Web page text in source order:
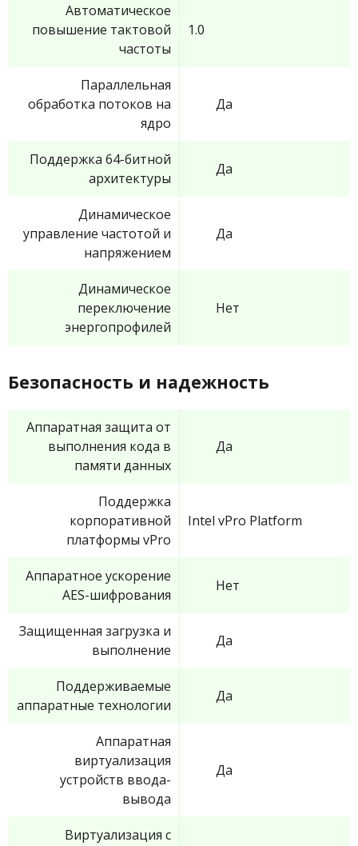
Автоматическое
повышение тактовой
частоты
1.0
Параллельная
обработка потоков на
ядро
Да
Поддержка 64-битной
архитектуры
Да
Динамическое
управление частотой и
напряжением
Да
Динамическое
переключение
энергопрофилей
Нет
Безопасность и надежность
Аппаратная защита от
выполнения кода в
памяти данных
Да
Поддержка
корпоративной
платформы vPro
Intel vPro Platform
Аппаратное ускорение
AES-шифрования
Нет
Защищенная загрузка и
выполнение
Да
Поддерживаемые
аппаратные технологии
Да
Аппаратная
виртуализация
устройств ввода-
вывода
Да
Виртуализация с